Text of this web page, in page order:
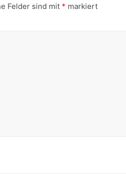
Felder sind mit * markiert